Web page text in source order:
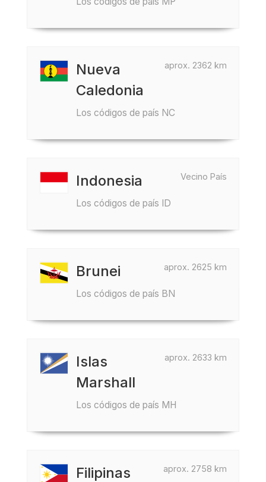
aprox. 2362 km
Nueva
Caledonia
Los códigos de país NC
Vecino País
Indonesia
Los códigos de país ID
aprox. 2625 km
Brunei
Los códigos de país BN
aprox. 2633 km
Islas
Marshall
Los códigos de país MH
aprox. 2758 km
Filipinas